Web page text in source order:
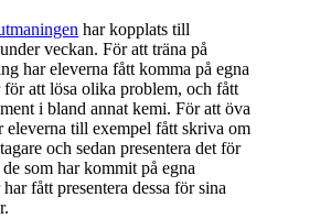
har kopplats till
veckan. För att träna på
har eleverna fått komma på egna
att lösa olika problem, och fått
i bland annat kemi. För att öva
eleverna till exempel fått skriva om
och sedan presentera det för
som har kommit på egna
fått presentera dessa för sina